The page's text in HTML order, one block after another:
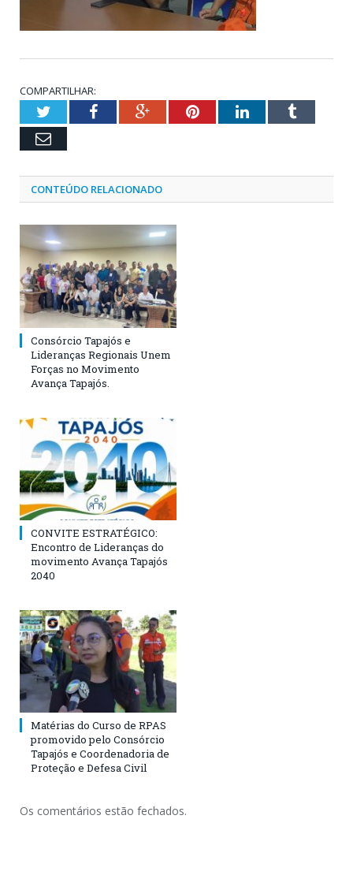
COMPARTILHAR:
TwitterFacebookGoogle+PinterestLinkedInTumblr
Email
CONTEÚDO RELACIONADO
Consórcio Tapajós e
Lideranças Regionais Unem
Forças no Movimento
Avança Tapajós.
CONVITE ESTRATÉGICO:
Encontro de Lideranças do
movimento Avança Tapajós
2040
Matérias do Curso de RPAS
promovido pelo Consórcio
Tapajós e Coordenadoria de
Proteção e Defesa Civil
Os comentários estão fechados.